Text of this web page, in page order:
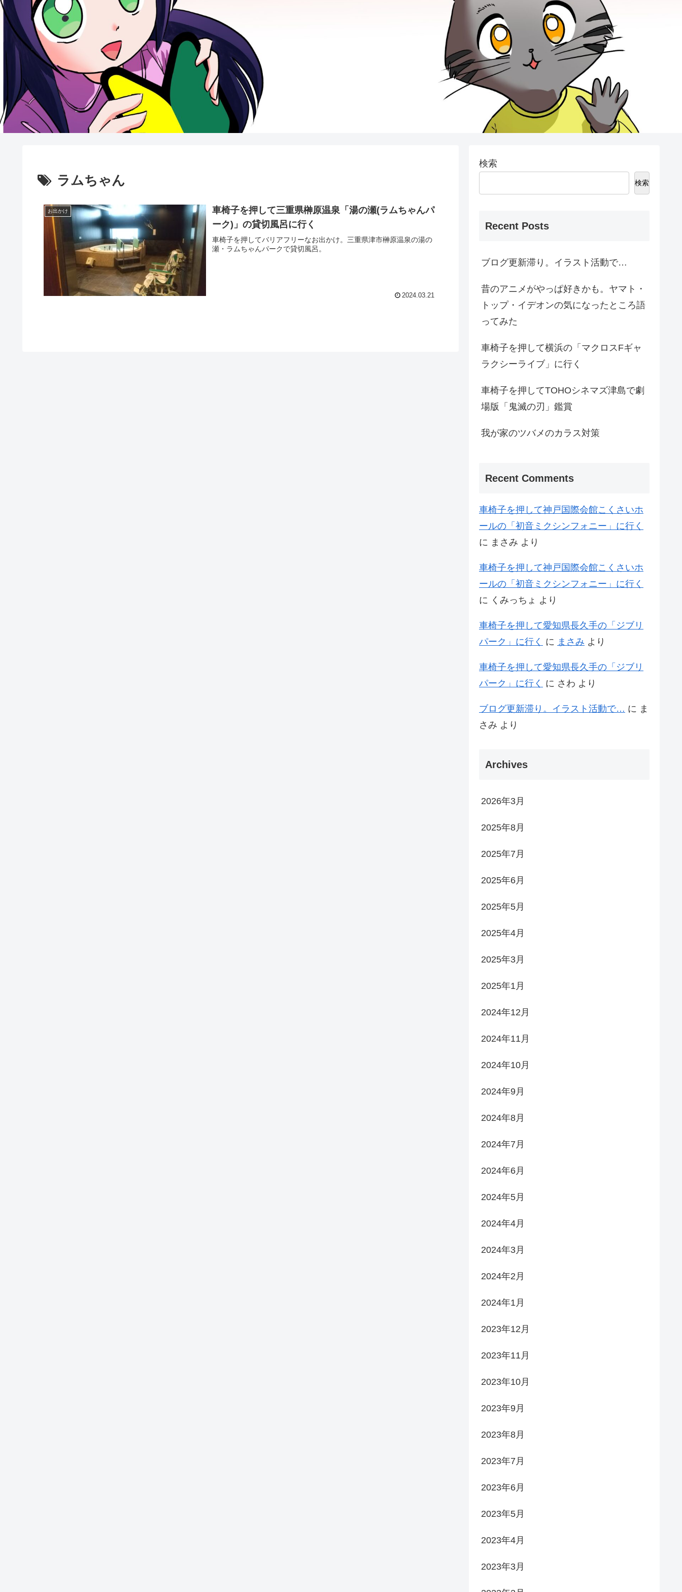
ラムちゃん
お出かけ
車椅子を押して三重県榊原温泉「湯の瀬(ラムちゃんパ
ーク)」の貸切風呂に行く
車椅子を押してバリアフリーなお出かけ。三重県津市榊原温泉の湯の
瀬・ラムちゃんパークで貸切風呂。
2024.03.21
検索
検索
Recent Posts
ブログ更新滞り。イラスト活動で…
昔のアニメがやっぱ好きかも。ヤマト・
トップ・イデオンの気になったところ語
ってみた
車椅子を押して横浜の「マクロスFギャ
ラクシーライブ」に行く
車椅子を押してTOHOシネマズ津島で劇
場版「鬼滅の刃」鑑賞
我が家のツバメのカラス対策
Recent Comments
車椅子を押して神戸国際会館こくさいホ
ールの「初音ミクシンフォニー」に行く
に まさみ より
車椅子を押して神戸国際会館こくさいホ
ールの「初音ミクシンフォニー」に行く
に くみっちょ より
車椅子を押して愛知県長久手の「ジブリ
パーク」に行く に まさみ より
車椅子を押して愛知県長久手の「ジブリ
パーク」に行く に さわ より
ブログ更新滞り。イラスト活動で… に ま
さみ より
Archives
2026年3月
2025年8月
2025年7月
2025年6月
2025年5月
2025年4月
2025年3月
2025年1月
2024年12月
2024年11月
2024年10月
2024年9月
2024年8月
2024年7月
2024年6月
2024年5月
2024年4月
2024年3月
2024年2月
2024年1月
2023年12月
2023年11月
2023年10月
2023年9月
2023年8月
2023年7月
2023年6月
2023年5月
2023年4月
2023年3月